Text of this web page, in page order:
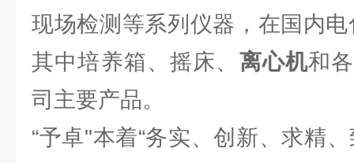
现场检测等系列仪器，在国内
其中培养箱、摇床、 离心机和
司主要产品。
“予卓"本着“务实、创新、求精